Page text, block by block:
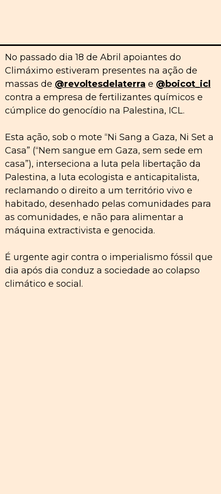
No passado dia 18 de Abril apoiantes do
Climáximo estiveram presentes na ação de
massas de @revoltesdelaterra e @boicot_icl
contra a empresa de fertilizantes químicos e
cúmplice do genocídio na Palestina, ICL.
Esta ação, sob o mote “Ni Sang a Gaza, Ni Set a
Casa” (“Nem sangue em Gaza, sem sede em
casa”), interseciona a luta pela libertação da
Palestina, a luta ecologista e anticapitalista,
reclamando o direito a um território vivo e
habitado, desenhado pelas comunidades para
as comunidades, e não para alimentar a
máquina extractivista e genocida.
É urgente agir contra o imperialismo fóssil que
dia após dia conduz a sociedade ao colapso
climático e social.